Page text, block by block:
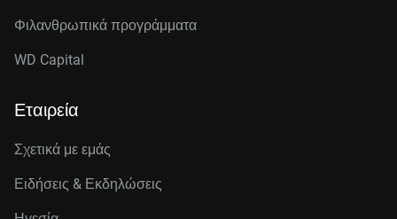
Φιλανθρωπικά προγράμματα
WD Capital
Εταιρεία
Σχετικά με εμάς
Ειδήσεις & Εκδηλώσεις